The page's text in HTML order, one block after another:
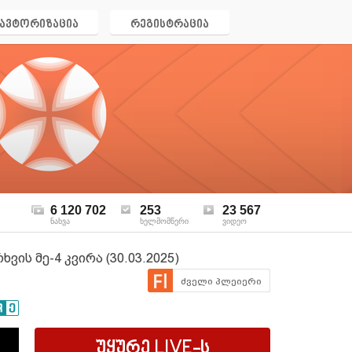
ავტორიზაცია რეგისტრაცია
6 120 702
ნახვა
253
ხელმომწერი
23 567
ვიდეო
მე-4 კვირა (30.03.2025)
ძველი პლეიერი